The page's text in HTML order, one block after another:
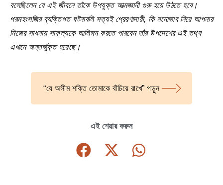
বলেছিলেন যে এই জীবনে তাঁকে উপযুক্ত আত্মজ্ঞানী গুরু হয়ে উঠতে হবে।
পরমহংসজির ব্যক্তিগত ঘটনাবলি সত্যই প্রেরণাদায়ী, কি মনোভাব নিয়ে আপনার
নিজের সাধনায় সাফল্যকে আলিঙ্গন করতে পারবেন তাঁর উপদেশের এই তথ্য
এখানে অন্তর্ভুক্ত হয়েছে।
“যে অসীম শক্তি তোমাকে বাঁচিয়ে রাখে” পড়ুন
এই শেয়ার করুন